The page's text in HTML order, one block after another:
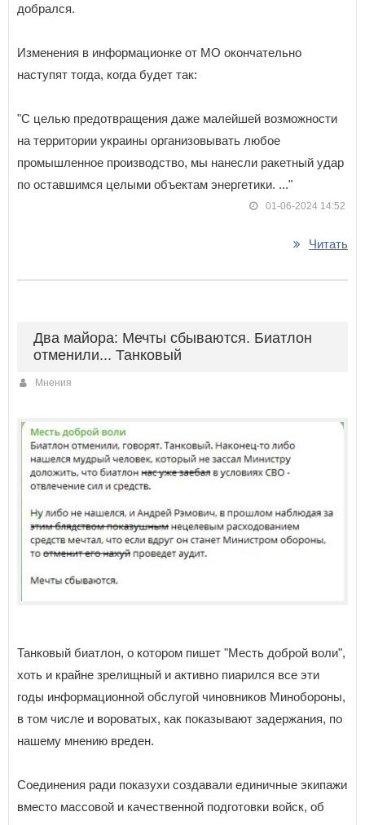
добрался.
Изменения в информационке от МО окончательно
наступят тогда, когда будет так:
"С целью предотвращения даже малейшей возможности
на территории украины организовывать любое
промышленное производство, мы нанесли ракетный удар
по оставшимся целыми объектам энергетики. ..."
01-06-2024 14:52
Читать
Два майора: Мечты сбываются. Биатлон
отменили... Танковый
Мнения
Танковый биатлон, о котором пишет "Месть доброй воли",
хоть и крайне зрелищный и активно пиарился все эти
годы информационной обслугой чиновников Минобороны,
в том числе и вороватых, как показывают задержания, по
нашему мнению вреден.
Соединения ради показухи создавали единичные экипажи
вместо массовой и качественной подготовки войск, об